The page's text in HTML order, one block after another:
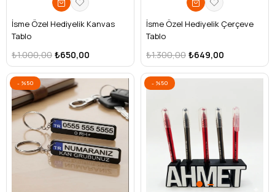
İsme Özel Hediyelik Kanvas
Tablo
₺650,00
₺1.000,00
İsme Özel Hediyelik Çerçeve
Tablo
₺649,00
₺1.300,00
%50 %50